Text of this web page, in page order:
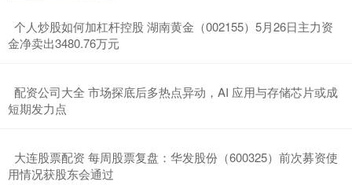
​个人炒股如何加杠杆控股 湖南黄金（002155）5月26日主力资
金净卖出3480.76万元
​配资公司大全 市场探底后多热点异动，AI 应用与存储芯片或成
短期发力点
​大连股票配资 每周股票复盘：华发股份（600325）前次募资使
用情况获股东会通过